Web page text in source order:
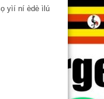
yìí ní èdè ìlú